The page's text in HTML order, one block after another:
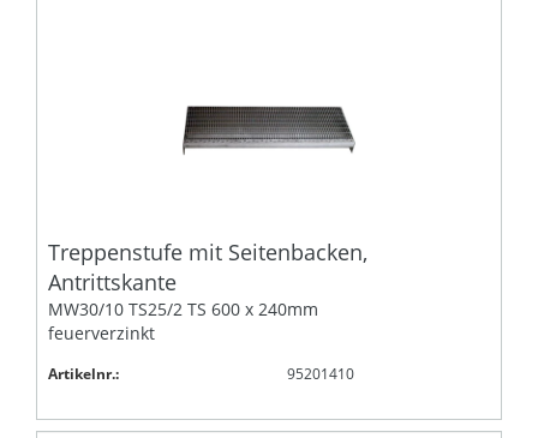
Treppenstufe mit Seitenbacken,
Antrittskante
MW30/10 TS25/2 TS 600 x 240mm
feuerverzinkt
Artikelnr.: 95201410